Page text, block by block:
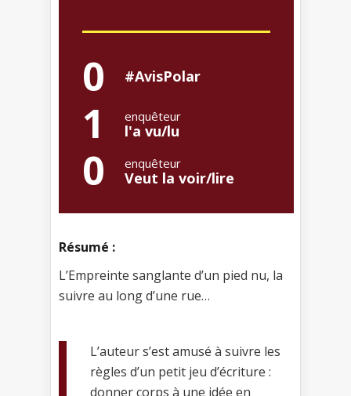
0 #AvisPolar
1 enquêteur
l'a vu/lu
0 enquêteur
Veut la voir/lire
Résumé :
L’Empreinte sanglante d’un pied nu, la
suivre au long d’une rue…
L’auteur s’est amusé à suivre les
règles d’un petit jeu d’écriture :
donner corps à une idée en